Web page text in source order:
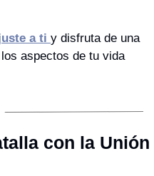
a ti y disfruta de una
aspectos de tu vida
con la Unión